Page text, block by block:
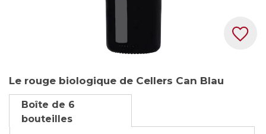
to
the
beginning
of
Le rouge biologique de Cellers Can Blau
Boîte de 6
bouteilles